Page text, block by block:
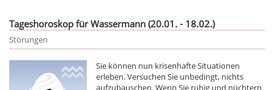
Tageshoroskop für Wassermann (20.01. - 18.02.)
Störungen
Sie können nun krisenhafte Situationen
erleben. Versuchen Sie unbedingt, nichts
aufzubauschen. Wenn Sie ruhig und nüchtern